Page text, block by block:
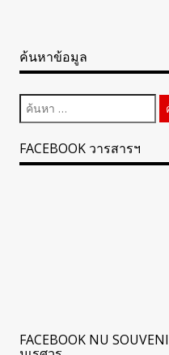
ค้นหาข้อมูล
ค้นหา
สำหรับ:
FACEBOOK วารสารฯ
FACEBOOK NU